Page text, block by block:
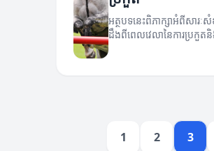
អត្ថបទនេះពិភាក្សាអំពីសារៈ
ដឹងពីពេលវេលានៃការប្រកួតនិ
ដើម្បីចូលរួមសំរាប់ជោគជ័យ។
1 2 3